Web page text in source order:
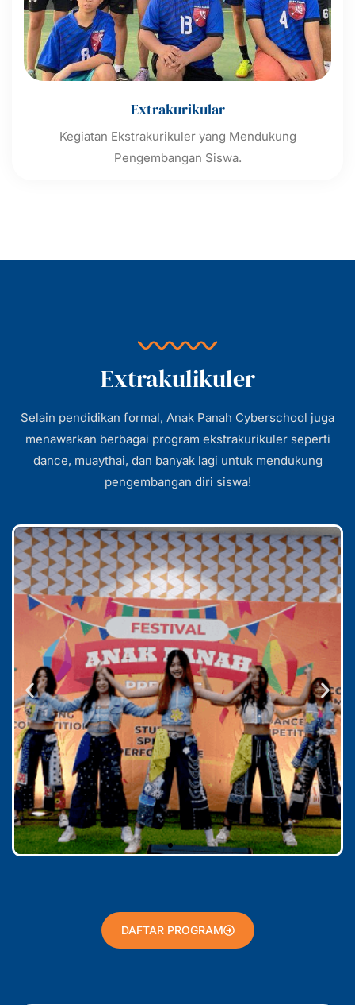
Extrakurikular
Kegiatan Ekstrakurikuler yang Mendukung
Pengembangan Siswa.
Extrakulikuler
Selain pendidikan formal, Anak Panah Cyberschool juga
menawarkan berbagai program ekstrakurikuler seperti
dance, muaythai, dan banyak lagi untuk mendukung
pengembangan diri siswa!
DAFTAR PROGRAM